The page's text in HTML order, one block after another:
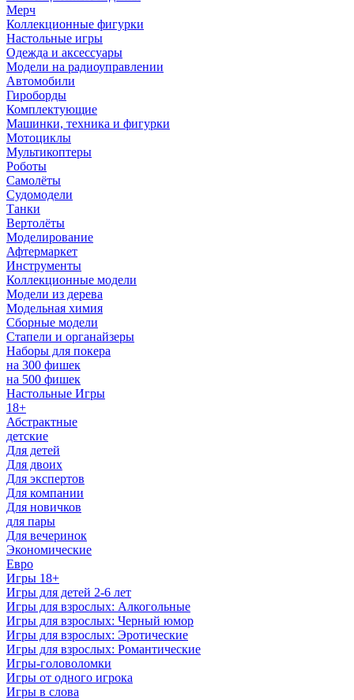
Мерч
Коллекционные фигурки
Настольные игры
Одежда и аксессуары
Модели на радиоуправлении
Автомобили
Гироборды
Комплектующие
Машинки, техника и фигурки
Мотоциклы
Мультикоптеры
Роботы
Самолёты
Судомодели
Танки
Вертолёты
Моделирование
Афтермаркет
Инструменты
Коллекционные модели
Модели из дерева
Модельная химия
Сборные модели
Стапели и органайзеры
Наборы для покера
на 300 фишек
на 500 фишек
Настольные Игры
18+
Абстрактные
детские
Для детей
Для двоих
Для экспертов
Для компании
Для новичков
для пары
Для вечеринок
Экономические
Евро
Игры 18+
Игры для детей 2-6 лет
Игры для взрослых: Алкогольные
Игры для взрослых: Черный юмор
Игры для взрослых: Эротические
Игры для взрослых: Романтические
Игры-головоломки
Игры от одного игрока
Игры в слова